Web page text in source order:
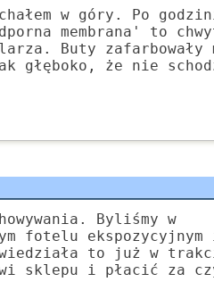
napisał(a)komentarz
napisał(a)komentarz
napisał(a) komentarz
napisał(a)
w góry. Po
membrana' to
Buty zafarbowały
głęboko, że nie
Byliśmy w
fotelu
to już w
sklepu i płacić za